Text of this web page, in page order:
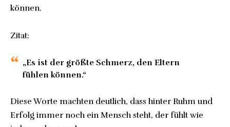
können.
Zitat:
„Es ist der größte Schmerz, den Eltern
fühlen können.“
Diese Worte machten deutlich, dass hinter Ruhm und
Erfolg immer noch ein Mensch steht, der fühlt wie